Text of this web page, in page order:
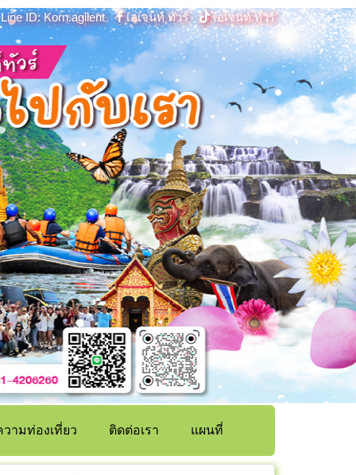
Line ID: Korn.agilent เอเจนท์ ทัวร์ เอเจนท์ ทัวร์
ามท่องเที่ยว ติดต่อเรา แผนที่